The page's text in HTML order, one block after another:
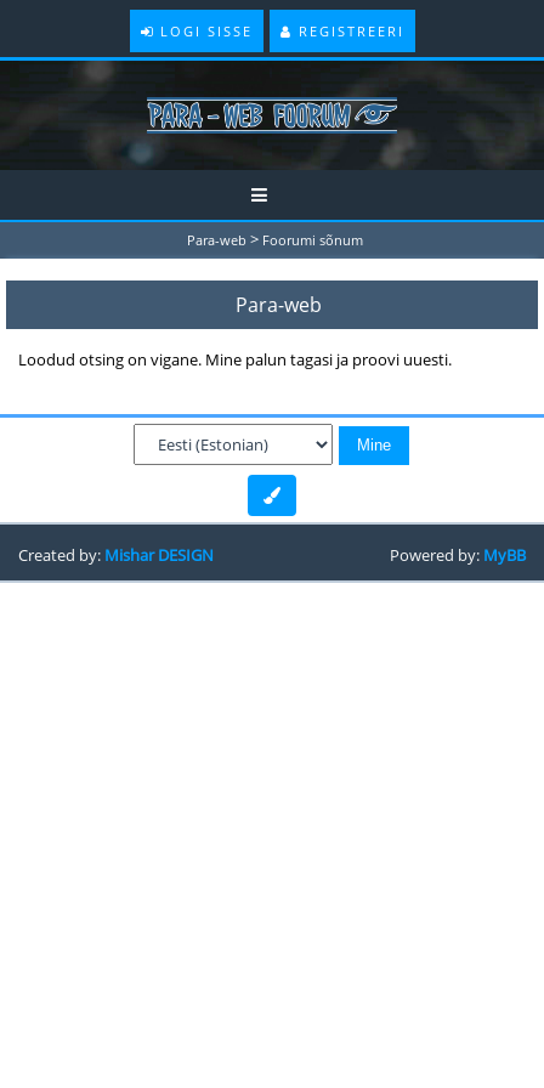
LOGI SISSE REGISTREERI
Para-web > Foorumi sõnum
Para-web
Loodud otsing on vigane. Mine palun tagasi ja proovi uuesti.
Created by: Mishar DESIGN Powered by: MyBB